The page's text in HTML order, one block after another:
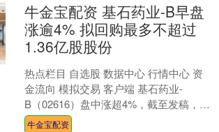
牛金宝配资 基石药业-B早盘
涨逾4% 拟回购最多不超过
1.36亿股股份
热点栏目 自选股 数据中心 行情中心 资
金流向 模拟交易 客户端 基石药业-
B（02616）盘中涨超4%，截至发稿，股
价上涨3.81%，现报8.17港元，成交额....
牛金宝配资